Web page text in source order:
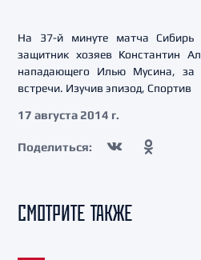
На 37-й минуте матча Сибирь
защитник хозяев Константин
нападающего Илью Мусина, за
встречи. Изучив эпизод, Спортив
17 августа 2014 г.
Поделиться:
СМОТРИТЕ ТАКЖЕ